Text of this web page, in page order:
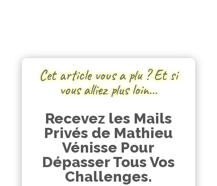
Cet article vous a plu ? Et si
vous alliez plus loin…
Recevez les Mails
Privés de Mathieu
Vénisse Pour
Dépasser Tous Vos
Challenges.